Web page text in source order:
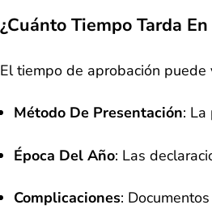
¿Cuánto Tiempo Tarda
El tiempo de aprobación
Método De Presentación: La
Época Del Año: Las
Complicaciones: